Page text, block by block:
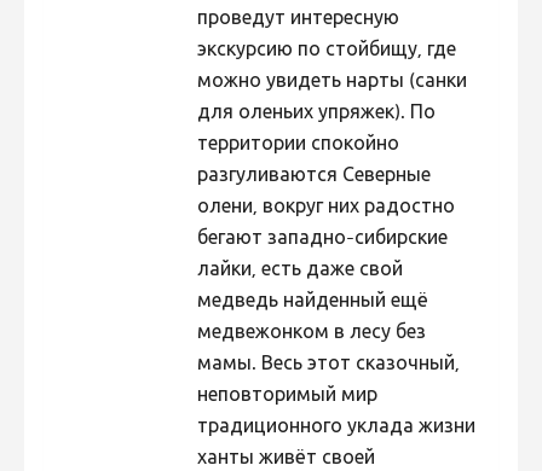
проведут интересную
экскурсию по стойбищу, где
можно увидеть нарты (санки
для оленьих упряжек). По
территории спокойно
разгуливаются Северные
олени, вокруг них радостно
бегают западно-сибирские
лайки, есть даже свой
медведь найденный ещё
медвежонком в лесу без
мамы. Весь этот сказочный,
неповторимый мир
традиционного уклада жизни
ханты живёт своей